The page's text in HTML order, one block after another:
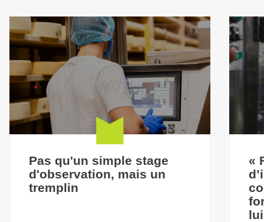
Pas qu'un simple stage
d'observation, mais un
tremplin
«